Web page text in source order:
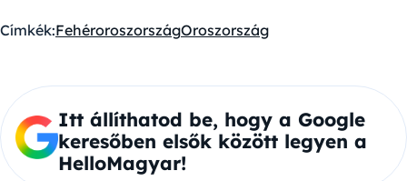
Címkék:FehéroroszországOroszország
Itt állíthatod be, hogy a Google
keresőben elsők között legyen a
HelloMagyar!